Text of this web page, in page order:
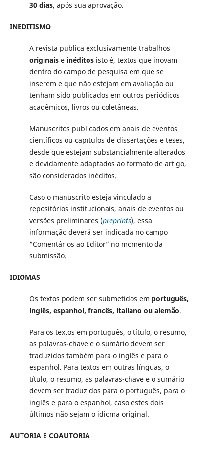
30 dias, após sua aprovação.
INEDITISMO
A revista publica exclusivamente trabalhos
originaise inéditosisto é, textos que inovam
dentro do campo de pesquisa em que se
inserem e que não estejam em avaliação ou
tenham sido publicados em outros periódicos
acadêmicos, livros ou coletâneas.
Manuscritos publicados em anais de eventos
científicos ou capítulos de dissertações e teses,
desde que estejam substancialmente alterados
e devidamente adaptados ao formato de artigo,
são considerados inéditos.
Caso o manuscrito esteja vinculado a
repositórios institucionais, anais de eventos ou
versões preliminares (preprints), essa
informação deverá ser indicada no campo
“Comentários ao Editor” no momento da
submissão.
IDIOMAS
Os textos podem ser submetidos em português,
inglês, espanhol, francês, italiano ou alemão.
Para os textos em português, o título, o resumo,
as palavras-chave e o sumário devem ser
traduzidos também para o inglês e para o
espanhol. Para textos em outras línguas, o
título, o resumo, as palavras-chave e o sumário
devem ser traduzidos para o português, para o
inglês e para o espanhol, caso estes dois
últimos não sejam o idioma original.
AUTORIA E COAUTORIA